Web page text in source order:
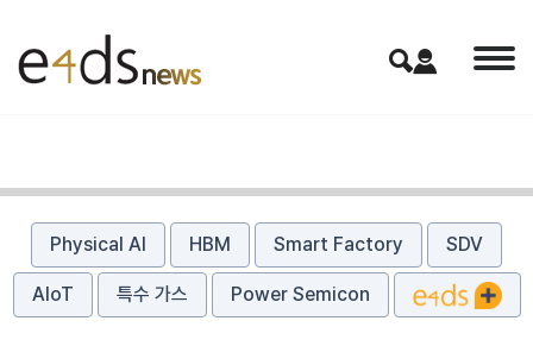
Physical AI HBM Smart Factory SDV
AIoT 특수 가스 Power Semicon